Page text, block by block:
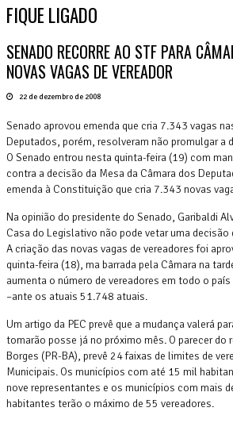
FIQUE LIGADO
SENADO RECORRE AO STF PARA
NOVAS VAGAS DE VEREADOR
22 de dezembro de 2008
Senado aprovou emenda que cria 7.343 vagas
Deputados, porém, resolveram não promulgar a
O Senado entrou nesta quinta-feira (19) com
contra a decisão da Mesa da Câmara dos
emenda à Constituição que cria 7.343 novas
Na opinião do presidente do Senado, Garibaldi
Casa do Legislativo não pode vetar uma decisão
A criação das novas vagas de vereadores foi
quinta-feira (18), ma barrada pela Câmara na
aumenta o número de vereadores em todo o
–ante os atuais 51.748 atuais.
Um artigo da PEC prevê que a mudança valerá
tomarão posse já no próximo mês. O parecer do
Borges (PR-BA), prevê 24 faixas de limites de
Municipais. Os municípios com até 15 mil
nove representantes e os municípios com mais
habitantes terão o máximo de 55 vereadores.